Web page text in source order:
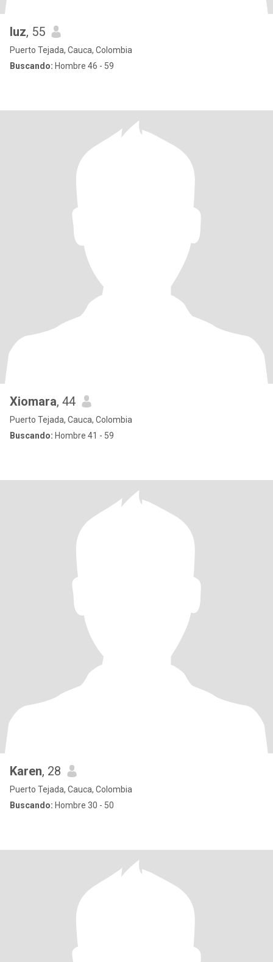
luz, 55
Puerto Tejada, Cauca, Colombia
Buscando: Hombre 46 - 59
Xiomara, 44
Puerto Tejada, Cauca, Colombia
Buscando: Hombre 41 - 59
Karen, 28
Puerto Tejada, Cauca, Colombia
Buscando: Hombre 30 - 50